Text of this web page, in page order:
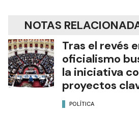
NOTAS
Tras el revés
oficialismo
la iniciativa
proyectos
POLÍTICA